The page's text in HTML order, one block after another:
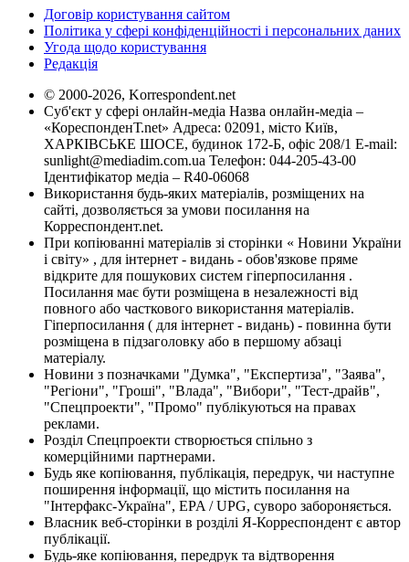
Договір користування сайтом
Політика у сфері конфіденційності і персональних даних
Угода щодо користування
Редакція
© 2000-2026, Korrespondent.net
Суб'єкт у сфері онлайн-медіа Назва онлайн-медіа –
«КореспонденТ.net» Адреса: 02091, місто Київ,
ХАРКІВСЬКЕ ШОСЕ, будинок 172-Б, офіс 208/1 E-mail:
sunlight@mediadim.com.ua Телефон: 044-205-43-00
Ідентифікатор медіа – R40-06068
Використання будь-яких матеріалів, розміщених на
сайті, дозволяється за умови посилання на
Корреспондент.net.
При копіюванні матеріалів зі сторінки « Новини України
і світу» , для інтернет - видань - обов'язкове пряме
відкрите для пошукових систем гіперпосилання .
Посилання має бути розміщена в незалежності від
повного або часткового використання матеріалів.
Гіперпосилання ( для інтернет - видань) - повинна бути
розміщена в підзаголовку або в першому абзаці
матеріалу.
Новини з позначками "Думка", "Експертиза", "Заява",
"Регіони", "Гроші", "Влада", "Вибори", "Тест-драйв",
"Спецпроекти", "Промо" публікуються на правах
реклами.
Розділ Спецпроекти створюється спільно з
комерційними партнерами.
Будь яке копіювання, публікація, передрук, чи наступне
поширення інформації, що містить посилання на
"Інтерфакс-Україна", EPA / UPG, суворо забороняється.
Власник веб-сторінки в розділі Я-Корреспондент є автор
публікації.
Будь-яке копіювання, передрук та відтворення